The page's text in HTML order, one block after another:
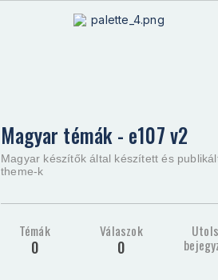
Magyar témák - e107 v2
Magyar készítők által készített és
theme-k
Témák
0
Válaszok
0